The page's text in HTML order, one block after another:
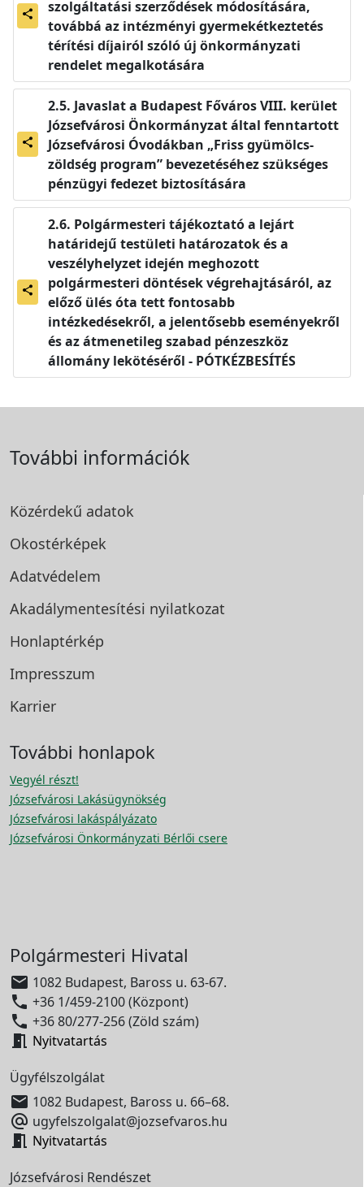
share
szolgáltatási szerződések módosítására,
továbbá az intézményi gyermekétkeztetés
térítési díjairól szóló új önkormányzati
rendelet megalkotására
share
Javaslat a Budapest Főváros VIII. kerület
Józsefvárosi Önkormányzat által fenntartott
Józsefvárosi Óvodákban „Friss gyümölcs-
zöldség program” bevezetéséhez szükséges
pénzügyi fedezet biztosítására
share
Polgármesteri tájékoztató a lejárt
határidejű testületi határozatok és a
veszélyhelyzet idején meghozott
polgármesteri döntések végrehajtásáról, az
előző ülés óta tett fontosabb
intézkedésekről, a jelentősebb eseményekről
és az átmenetileg szabad pénzeszköz
állomány lekötéséről - PÓTKÉZBESÍTÉS
További információk
Közérdekű adatok
Okostérképek
Adatvédelem
Akadálymentesítési nyilatkozat
Honlaptérkép
Impresszum
Karrier
További honlapok
Vegyél részt!
Józsefvárosi Lakásügynökség
Józsefvárosi lakáspályázato
Józsefvárosi Önkormányzati Bérlői csere
Polgármesteri Hivatal
 1082 Budapest, Baross u. 63-67.
 +36 1/459-2100 (Központ)
 +36 80/277-256 (Zöld szám)
 Nyitvatartás
Ügyfélszolgálat
 1082 Budapest, Baross u. 66–68.
 ugyfelszolgalat@jozsefvaros.hu
 Nyitvatartás
Józsefvárosi Rendészet